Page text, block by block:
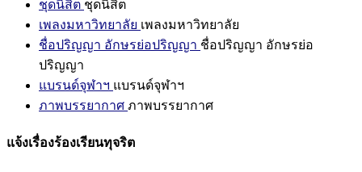
ชุดนิสิต ชุดนิสิต
เพลงมหาวิทยาลัย เพลงมหาวิทยาลัย
ชื่อปริญญา อักษรย่อปริญญา ชื่อปริญญา อักษรย่อ
ปริญญา
แบรนด์จุฬาฯ แบรนด์จุฬาฯ
ภาพบรรยากาศ ภาพบรรยากาศ
แจ้งเรื่องร้องเรียนทุจริต